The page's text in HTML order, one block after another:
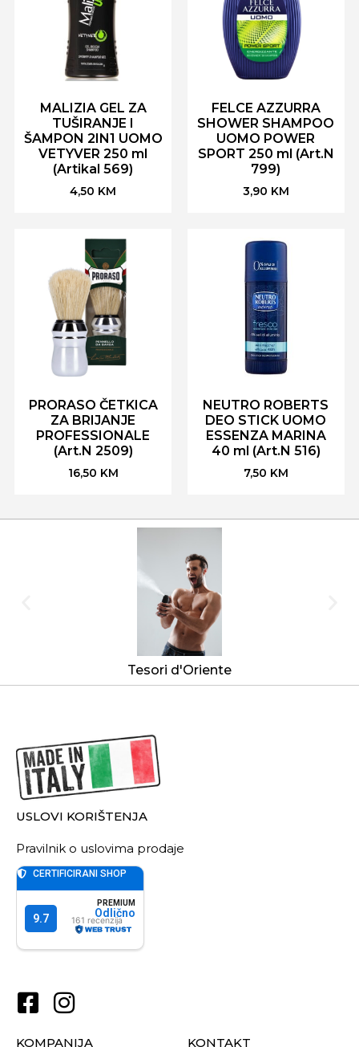
MALIZIA GEL ZA
TUŠIRANJE I
ŠAMPON 2IN1 UOMO
VETYVER 250 ml
(Artikal 569)
4,50 KM
FELCE AZZURRA
SHOWER SHAMPOO
UOMO POWER
SPORT 250 ml (Art.N
799)
3,90 KM
PRORASO ČETKICA
ZA BRIJANJE
PROFESSIONALE
(Art.N 2509)
16,50 KM
NEUTRO ROBERTS
DEO STICK UOMO
ESSENZA MARINA
40 ml (Art.N 516)
7,50 KM
Tesori d'Oriente
USLOVI KORIŠTENJA
Pravilnik o uslovima prodaje
KOMPANIJA KONTAKT